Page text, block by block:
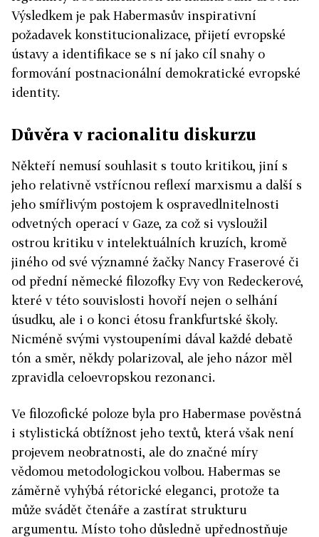
Výsledkem je pak Habermasův inspirativní
požadavek konstitucionalizace, přijetí evropské
ústavy a identifikace se s ní jako cíl snahy o
formování postnacionální demokratické evropské
identity.
Důvěra v racionalitu diskurzu
Někteří nemusí souhlasit s touto kritikou, jiní s
jeho relativně vstřícnou reflexí marxismu a další s
jeho smířlivým postojem k ospravedlnitelnosti
odvetných operací v Gaze, za což si vysloužil
ostrou kritiku v intelektuálních kruzích, kromě
jiného od své významné žačky Nancy Fraserové či
od přední německé filozofky Evy von Redeckerové,
které v této souvislosti hovoří nejen o selhání
úsudku, ale i o konci étosu frankfurtské školy.
Nicméně svými vystoupeními dával každé debatě
tón a směr, někdy polarizoval, ale jeho názor měl
zpravidla celoevropskou rezonanci.
Ve filozofické poloze byla pro Habermase pověstná
i stylistická obtížnost jeho textů, která však není
projevem neobratnosti, ale do značné míry
vědomou metodologickou volbou. Habermas se
záměrně vyhýbá rétorické eleganci, protože ta
může svádět čtenáře a zastírat strukturu
argumentu. Místo toho důsledně upřednostňuje